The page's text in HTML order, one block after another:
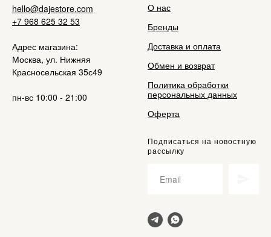
hello@dajestore.com
+7 968 625 32 53
Адрес магазина:
Москва, ул. Нижняя
Красносельская 35с49
пн-вс 10:00 - 21:00
О нас
Бренды
Доставка и оплата
Обмен и возврат
Политика обработки
персональных данных
Оферта
Подписаться на новостную
рассылку